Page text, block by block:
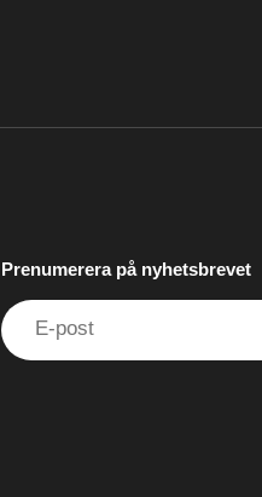
Prenumerera på nyhetsbrevet